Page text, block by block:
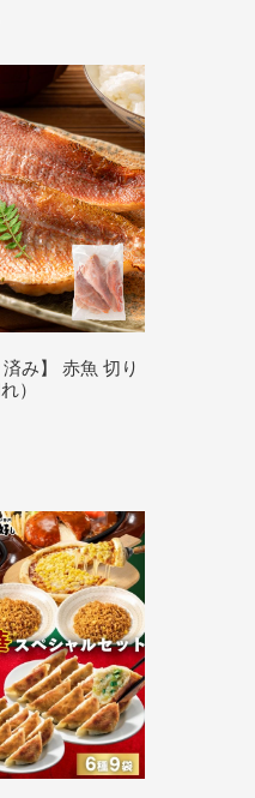
済み】 赤魚 切り
）